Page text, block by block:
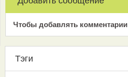
Чтобы добавлять комментарии
Тэги